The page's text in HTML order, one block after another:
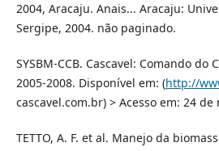
2004, Aracaju. Anais... Aracaju:
Sergipe, 2004. não paginado.
SYSBM-CCB. Cascavel: Comando do
2005-2008. Disponível em: (http://
cascavel.com.br) > Acesso em: 24
TETTO, A. F. et al. Manejo da